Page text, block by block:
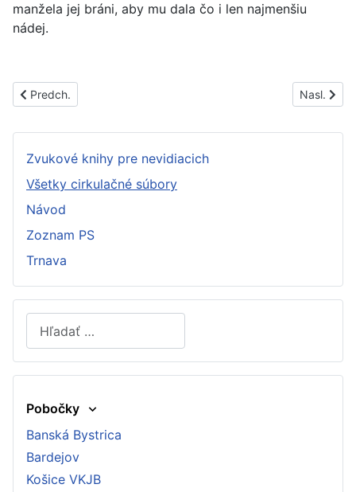
manžela jej bráni, aby mu dala čo i len najmenšiu
nádej.
Predchádzajúci článok: PS1462B
Predch. Nasl.
Zvukové knihy pre nevidiacich
Všetky cirkulačné súbory
Návod
Zoznam PS
Trnava
Hľadať
Type 2 or more characters for results.
Pobočky
Banská Bystrica
Bardejov
Košice VKJB